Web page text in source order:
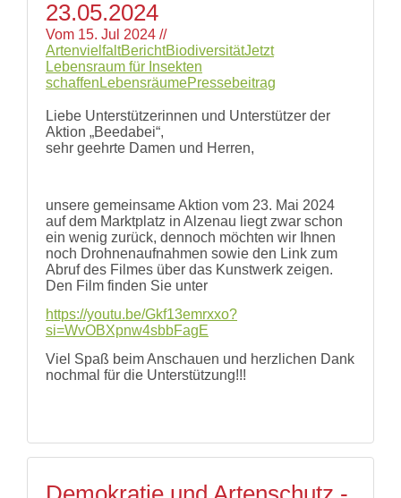
Pressematerial
Downloads
Wildbienen
Wildbienenarten
Bestäubungsfunktion
Gefährdung
Literatur
Gärtnern
Allgemein
Biologische
23.05.2024
Vom 15. Jul 2024 //
ArtenvielfaltBerichtBiodiversitätJetzt
Lebensraum für Insekten
schaffen LebensräumePressebeitrag
Liebe Unterstützerinnen und Unterstützer der
Aktion „Beedabei“,
sehr geehrte Damen und Herren,
unsere gemeinsame Aktion vom 23. Mai 2024
auf dem Marktplatz in Alzenau liegt zwar schon
ein wenig zurück, dennoch möchten wir Ihnen
noch Drohnenaufnahmen sowie den Link zum
Abruf des Filmes über das Kunstwerk zeigen.
Den Film finden Sie unter
https://youtu.be/Gkf13emrxxo?
si=WvOBXpnw4sbbFagE
Viel Spaß beim Anschauen und herzlichen Dank
nochmal für die Unterstützung!!!